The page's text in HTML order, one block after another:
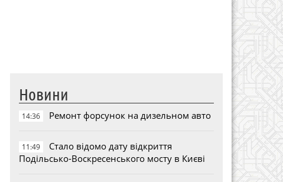
Новини
14:36 Ремонт форсунок на дизельном авто
11:49
Стало відомо дату відкриття
Подільсько-Воскресенського мосту в Києві